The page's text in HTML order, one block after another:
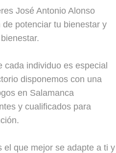
José Antonio Alonso
potenciar tu bienestar y
cada individuo es especial
disponemos con una
en Salamanca
y cualificados para
el que mejor se adapte a ti y